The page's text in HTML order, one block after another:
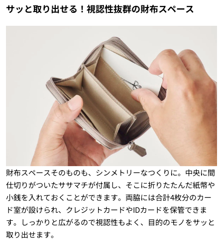
サッと取り出せる！視認性抜群の財布スペース
財布スペースそのものも、シンメトリーなつくりに。中央に間
仕切りがついたササマチが付属し、そこに折りたたんだ紙幣や
小銭を入れておくことができます。両脇には合計4枚分のカー
ド室が設けられ、クレジットカードやIDカードを保管できま
す。しっかりと広がるので視認性もよく、目的のモノをサッと
取り出せます。